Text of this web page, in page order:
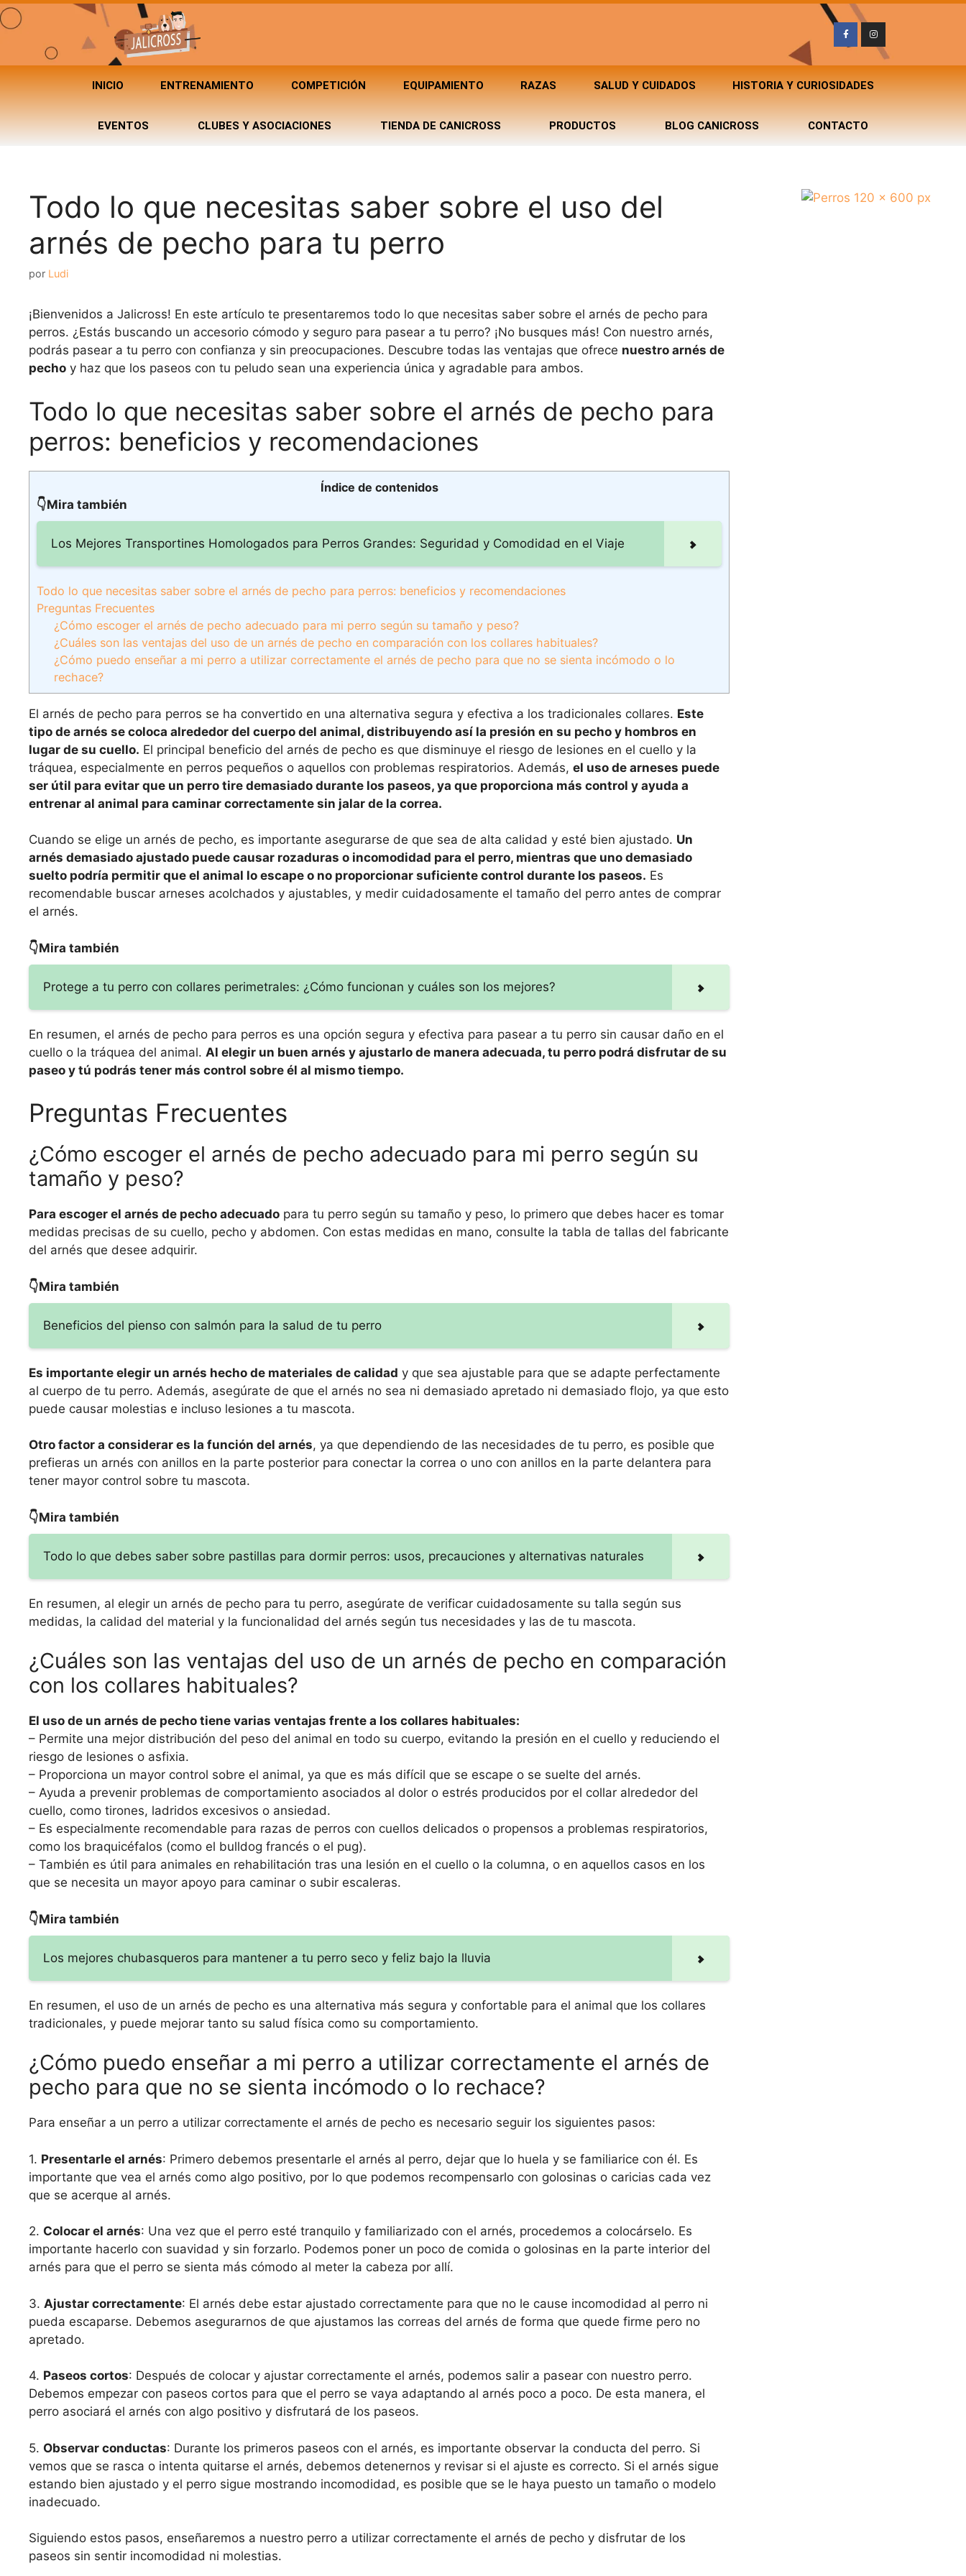
INICIO ENTRENAMIENTO COMPETICIÓN EQUIPAMIENTO RAZAS SALUD Y CUIDADOS HISTORIA Y CURIOSIDADES
EVENTOS CLUBES Y ASOCIACIONES TIENDA DE CANICROSS PRODUCTOS BLOG CANICROSS CONTACTO
Todo lo que necesitas saber sobre el uso del
arnés de pecho para tu perro
por Ludi
¡Bienvenidos a Jalicross! En este artículo te presentaremos todo lo que necesitas saber sobre el arnés de pecho para
perros. ¿Estás buscando un accesorio cómodo y seguro para pasear a tu perro? ¡No busques más! Con nuestro arnés,
podrás pasear a tu perro con confianza y sin preocupaciones. Descubre todas las ventajas que ofrece nuestro arnés de
pecho y haz que los paseos con tu peludo sean una experiencia única y agradable para ambos.
Todo lo que necesitas saber sobre el arnés de pecho para
perros: beneficios y recomendaciones
Índice de contenidos
👇Mira también
Los Mejores Transportines Homologados para Perros Grandes: Seguridad y Comodidad en el Viaje
Todo lo que necesitas saber sobre el arnés de pecho para perros: beneficios y recomendaciones
Preguntas Frecuentes
¿Cómo escoger el arnés de pecho adecuado para mi perro según su tamaño y peso?
¿Cuáles son las ventajas del uso de un arnés de pecho en comparación con los collares habituales?
¿Cómo puedo enseñar a mi perro a utilizar correctamente el arnés de pecho para que no se sienta incómodo o lo
rechace?
El arnés de pecho para perros se ha convertido en una alternativa segura y efectiva a los tradicionales collares. Este
tipo de arnés se coloca alrededor del cuerpo del animal, distribuyendo así la presión en su pecho y hombros en
lugar de su cuello. El principal beneficio del arnés de pecho es que disminuye el riesgo de lesiones en el cuello y la
tráquea, especialmente en perros pequeños o aquellos con problemas respiratorios. Además, el uso de arneses puede
ser útil para evitar que un perro tire demasiado durante los paseos, ya que proporciona más control y ayuda a
entrenar al animal para caminar correctamente sin jalar de la correa.
Cuando se elige un arnés de pecho, es importante asegurarse de que sea de alta calidad y esté bien ajustado. Un
arnés demasiado ajustado puede causar rozaduras o incomodidad para el perro, mientras que uno demasiado
suelto podría permitir que el animal lo escape o no proporcionar suficiente control durante los paseos. Es
recomendable buscar arneses acolchados y ajustables, y medir cuidadosamente el tamaño del perro antes de comprar
el arnés.
👇Mira también
Protege a tu perro con collares perimetrales: ¿Cómo funcionan y cuáles son los mejores?
En resumen, el arnés de pecho para perros es una opción segura y efectiva para pasear a tu perro sin causar daño en el
cuello o la tráquea del animal. Al elegir un buen arnés y ajustarlo de manera adecuada, tu perro podrá disfrutar de su
paseo y tú podrás tener más control sobre él al mismo tiempo.
Preguntas Frecuentes
¿Cómo escoger el arnés de pecho adecuado para mi perro según su
tamaño y peso?
Para escoger el arnés de pecho adecuado para tu perro según su tamaño y peso, lo primero que debes hacer es tomar
medidas precisas de su cuello, pecho y abdomen. Con estas medidas en mano, consulte la tabla de tallas del fabricante
del arnés que desee adquirir.
👇Mira también
Beneficios del pienso con salmón para la salud de tu perro
Es importante elegir un arnés hecho de materiales de calidad y que sea ajustable para que se adapte perfectamente
al cuerpo de tu perro. Además, asegúrate de que el arnés no sea ni demasiado apretado ni demasiado flojo, ya que esto
puede causar molestias e incluso lesiones a tu mascota.
Otro factor a considerar es la función del arnés, ya que dependiendo de las necesidades de tu perro, es posible que
prefieras un arnés con anillos en la parte posterior para conectar la correa o uno con anillos en la parte delantera para
tener mayor control sobre tu mascota.
👇Mira también
Todo lo que debes saber sobre pastillas para dormir perros: usos, precauciones y alternativas naturales
En resumen, al elegir un arnés de pecho para tu perro, asegúrate de verificar cuidadosamente su talla según sus
medidas, la calidad del material y la funcionalidad del arnés según tus necesidades y las de tu mascota.
¿Cuáles son las ventajas del uso de un arnés de pecho en comparación
con los collares habituales?
El uso de un arnés de pecho tiene varias ventajas frente a los collares habituales:
– Permite una mejor distribución del peso del animal en todo su cuerpo, evitando la presión en el cuello y reduciendo el
riesgo de lesiones o asfixia.
– Proporciona un mayor control sobre el animal, ya que es más difícil que se escape o se suelte del arnés.
– Ayuda a prevenir problemas de comportamiento asociados al dolor o estrés producidos por el collar alrededor del
cuello, como tirones, ladridos excesivos o ansiedad.
– Es especialmente recomendable para razas de perros con cuellos delicados o propensos a problemas respiratorios,
como los braquicéfalos (como el bulldog francés o el pug).
– También es útil para animales en rehabilitación tras una lesión en el cuello o la columna, o en aquellos casos en los
que se necesita un mayor apoyo para caminar o subir escaleras.
👇Mira también
Los mejores chubasqueros para mantener a tu perro seco y feliz bajo la lluvia
En resumen, el uso de un arnés de pecho es una alternativa más segura y confortable para el animal que los collares
tradicionales, y puede mejorar tanto su salud física como su comportamiento.
¿Cómo puedo enseñar a mi perro a utilizar correctamente el arnés de
pecho para que no se sienta incómodo o lo rechace?
Para enseñar a un perro a utilizar correctamente el arnés de pecho es necesario seguir los siguientes pasos:
1. Presentarle el arnés: Primero debemos presentarle el arnés al perro, dejar que lo huela y se familiarice con él. Es
importante que vea el arnés como algo positivo, por lo que podemos recompensarlo con golosinas o caricias cada vez
que se acerque al arnés.
2. Colocar el arnés: Una vez que el perro esté tranquilo y familiarizado con el arnés, procedemos a colocárselo. Es
importante hacerlo con suavidad y sin forzarlo. Podemos poner un poco de comida o golosinas en la parte interior del
arnés para que el perro se sienta más cómodo al meter la cabeza por allí.
3. Ajustar correctamente: El arnés debe estar ajustado correctamente para que no le cause incomodidad al perro ni
pueda escaparse. Debemos asegurarnos de que ajustamos las correas del arnés de forma que quede firme pero no
apretado.
4. Paseos cortos: Después de colocar y ajustar correctamente el arnés, podemos salir a pasear con nuestro perro.
Debemos empezar con paseos cortos para que el perro se vaya adaptando al arnés poco a poco. De esta manera, el
perro asociará el arnés con algo positivo y disfrutará de los paseos.
5. Observar conductas: Durante los primeros paseos con el arnés, es importante observar la conducta del perro. Si
vemos que se rasca o intenta quitarse el arnés, debemos detenernos y revisar si el ajuste es correcto. Si el arnés sigue
estando bien ajustado y el perro sigue mostrando incomodidad, es posible que se le haya puesto un tamaño o modelo
inadecuado.
Siguiendo estos pasos, enseñaremos a nuestro perro a utilizar correctamente el arnés de pecho y disfrutar de los
paseos sin sentir incomodidad ni molestias.